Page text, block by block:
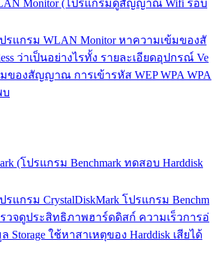
Monitor (โปรแกรมดูสัญญาณ Wifi รอบ
รแกรม WLAN Monitor หาความเข้มของสั
ว่าเป็นอย่างไรทั้ง รายละเอียดอุปกรณ์ Ve
ของสัญญาณ การเข้ารหัส WEP WPA WPA
บ
(โปรแกรม Benchmark ทดสอบ Harddisk
แกรม CrystalDiskMark โปรแกรม Benchm
วจดูประสิทธิภาพฮาร์ดดิสก์ ความเร็วการอ่
Storage ใช้หาสาเหตุของ Harddisk เสียได้